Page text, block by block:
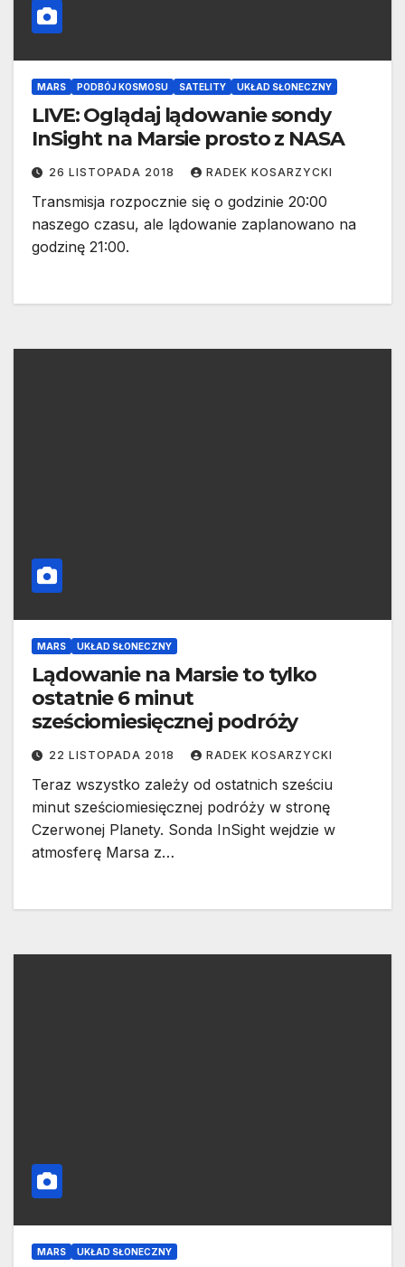
MARS PODBÓJ KOSMOSU SATELITY UKŁAD SŁONECZNY
LIVE: Oglądaj lądowanie sondy
InSight na Marsie prosto z NASA
26 LISTOPADA 2018 RADEK KOSARZYCKI
Transmisja rozpocznie się o godzinie 20:00
naszego czasu, ale lądowanie zaplanowano na
godzinę 21:00.
MARS UKŁAD SŁONECZNY
Lądowanie na Marsie to tylko
ostatnie 6 minut
sześciomiesięcznej podróży
22 LISTOPADA 2018 RADEK KOSARZYCKI
Teraz wszystko zależy od ostatnich sześciu
minut sześciomiesięcznej podróży w stronę
Czerwonej Planety. Sonda InSight wejdzie w
atmosferę Marsa z…
MARS UKŁAD SŁONECZNY